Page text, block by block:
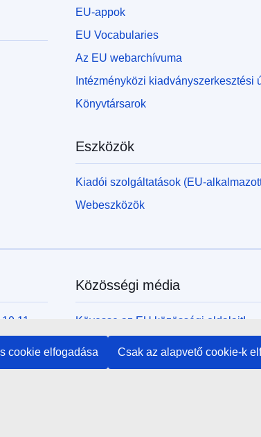
cookie elfogadása Csak az alapvető cookie-k
EU-appok
EU Vocabularies
Az EU webarchívuma
Intézményközi kiadványszerkesztési
Könyvtársarok
Eszközök
Kiadói szolgáltatások (EU-
Webeszközök
11
Közösségi média
Kövesse az EU közösségi oldalait!
Uniós intézmények és szervek